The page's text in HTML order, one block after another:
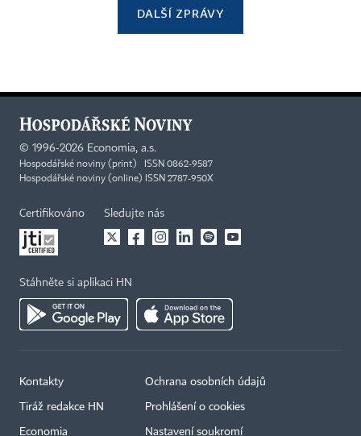
DALŠÍ ZPRÁVY
© 1996-2026 Economia, a.s.
Hospodářské noviny (print) ISSN 0862-9587
Hospodářské noviny (online) ISSN 2787-950X
Certifikováno Sledujte nás
Stáhněte si aplikaci HN
Kontakty
Tiráž redakce HN
Economia
Ochrana osobních údajů
Prohlášení o cookies
Nastavení soukromí